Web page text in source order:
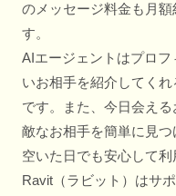
のメッセージ料金も月
す。
AIエージェントはプロ
いお相手を紹介してく
です。また、今日会え
敵なお相手を簡単に見
空いた日でも安心して利
Ravit（ラビット）はサ